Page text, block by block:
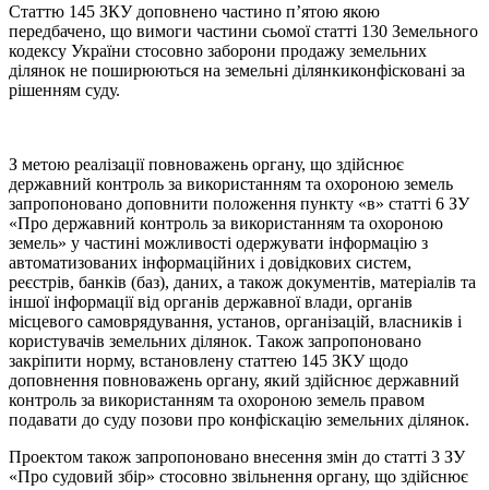
Статтю 145 ЗКУ доповнено частино п’ятою якою
передбачено, що вимоги частини сьомої статті 130 Земельного
кодексу України стосовно заборони продажу земельних
ділянок не поширюються на земельні ділянкиконфісковані за
рішенням суду.
З метою реалізації повноважень органу, що здійснює
державний контроль за використанням та охороною земель
запропоновано доповнити положення пункту «в» статті 6 ЗУ
«Про державний контроль за використанням та охороною
земель» у частині можливості одержувати інформацію з
автоматизованих інформаційних і довідкових систем,
реєстрів, банків (баз), даних, а також документів, матеріалів та
іншої інформації від органів державної влади, органів
місцевого самоврядування, установ, організацій, власників і
користувачів земельних ділянок. Також запропоновано
закріпити норму, встановлену статтею 145 ЗКУ щодо
доповнення повноважень органу, який здійснює державний
контроль за використанням та охороною земель правом
подавати до суду позови про конфіскацію земельних ділянок.
Проектом також запропоновано внесення змін до статті 3 ЗУ
«Про судовий збір» стосовно звільнення органу, що здійснює